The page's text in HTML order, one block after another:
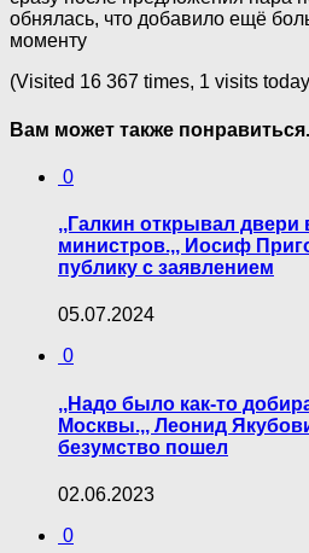
обнялась, что добавило ещё
моменту
(Visited 16 367 times, 1 visits
Вам может также
0
,,Галкин открывал двери
министров.,, Иосиф
публику с заявлением
05.07.2024
0
,,Надо было как-то
Москвы.,, Леонид
безумство пошел
02.06.2023
0